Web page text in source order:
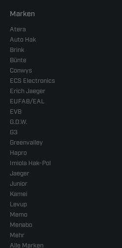
Marken
Atera
Auto Hak
Brink
Bünte
Conwys
ECS Electronics
Erich Jaeger
EUFAB/EAL
EVB
G.D.W.
G3
Greenvalley
Hapro
Imiola Hak-Pol
Jaeger
Junior
Kamei
Levup
Memo
Menabo
Mehr
Alle Marken